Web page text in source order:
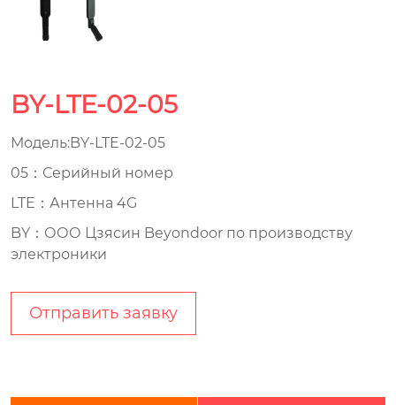
BY-LTE-02-05
Модель:BY-LTE-02-05
05：Серийный номер
LTE：Антенна 4G
BY：ООО Цзясин Beyondoor по производству
электроники
Отправить заявку